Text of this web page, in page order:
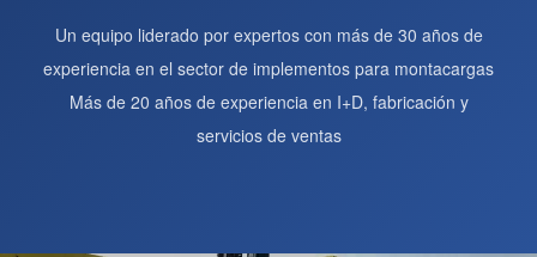
Un equipo liderado por expertos con más de 30 años de
experiencia en el sector de implementos para montacargas
Más de 20 años de experiencia en I+D, fabricación y
servicios de ventas